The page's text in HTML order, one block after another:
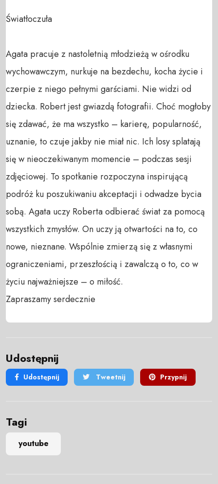
Światłoczuła
Agata pracuje z nastoletnią młodzieżą w ośrodku
wychowawczym, nurkuje na bezdechu, kocha życie i
czerpie z niego pełnymi garściami. Nie widzi od
dziecka. Robert jest gwiazdą fotografii. Choć mogłoby
się zdawać, że ma wszystko – karierę, popularność,
uznanie, to czuje jakby nie miał nic. Ich losy splatają
się w nieoczekiwanym momencie – podczas sesji
zdjęciowej. To spotkanie rozpoczyna inspirującą
podróż ku poszukiwaniu akceptacji i odwadze bycia
sobą. Agata uczy Roberta odbierać świat za pomocą
wszystkich zmysłów. On uczy ją otwartości na to, co
nowe, nieznane. Wspólnie zmierzą się z własnymi
ograniczeniami, przeszłością i zawalczą o to, co w
życiu najważniejsze – o miłość.
Zapraszamy serdecznie
Udostępnij
Udostępnij Tweetnij Przypnij
Tagi
youtube